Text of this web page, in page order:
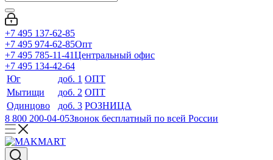
+7 495 137-62-85
+7 495 974-62-85Опт
+7 495 785-11-41Центральный офис
+7 495 134-42-64
Юг
доб. 1 ОПТ
Мытищи
доб. 2 ОПТ
Одинцово
доб. 3 РОЗНИЦА
8 800 200-04-05Звонок бесплатный по всей России